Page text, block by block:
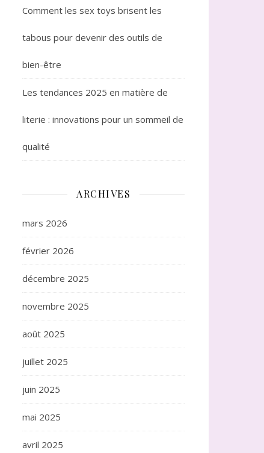
Comment les sex toys brisent les
tabous pour devenir des outils de
bien-être
Les tendances 2025 en matière de
literie : innovations pour un sommeil de
qualité
ARCHIVES
mars 2026
février 2026
décembre 2025
novembre 2025
août 2025
juillet 2025
juin 2025
mai 2025
avril 2025